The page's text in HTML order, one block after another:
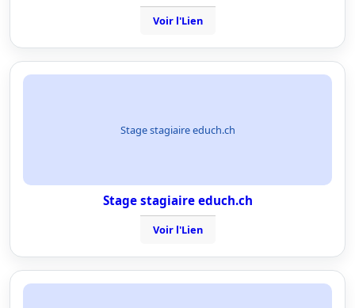
Voir l'Lien
Stage stagiaire educh.ch
Stage stagiaire educh.ch
Voir l'Lien